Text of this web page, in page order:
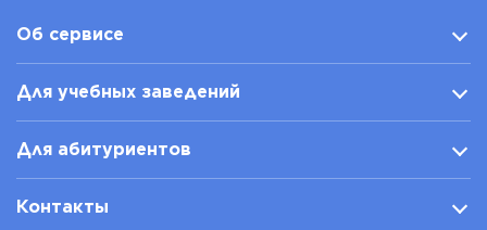
Об сервисе
Для учебных заведений
Для абитуриентов
Контакты